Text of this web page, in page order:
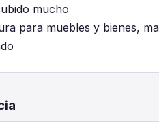
mucho
para muebles y bienes,